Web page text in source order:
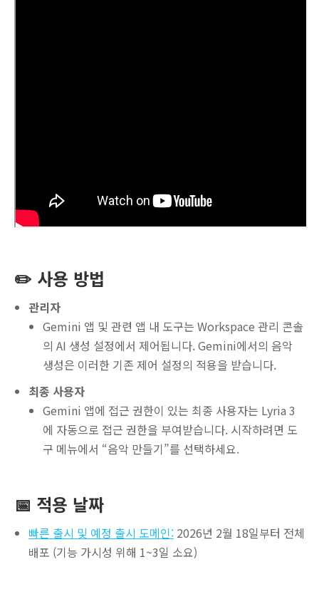
✏️ 사용 방법
관리자
Gemini 앱 및 관련 앱 내 도구는 Workspace 관리 콘솔
의 AI 생성 설정에서 제어됩니다. Gemini에서의 음악
생성은 이러한 기존 제어 설정의 적용을 받습니다.
최종 사용자
Gemini 앱에 접근 권한이 있는 최종 사용자는 Lyria 3
에 자동으로 접근 권한을 부여받습니다. 시작하려면 도
구 메뉴에서 “음악 만들기”를 선택하세요.
📅 적용 날짜
빠른 출시 및 예정 출시 도메인: 2026년 2월 18일부터 전체
배포 (기능 가시성 위해 1~3일 소요)